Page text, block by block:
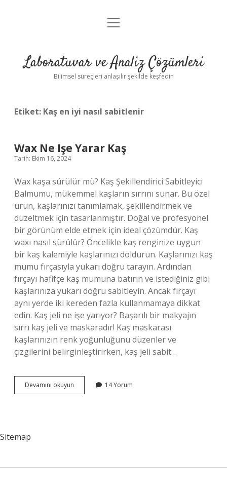
Anasayfa
Yasal Uyarı
menüyü
Laboratuvar ve Analiz Çözümleri
Bilimsel süreçleri anlaşılır şekilde keşfedin
Etiket: Kaş en iyi nasıl sabitlenir
Wax Ne Işe Yarar Kaş
Tarih: Ekim 16, 2024
Wax kaşa sürülür mü? Kaş Şekillendirici Sabitleyici
Balmumu, mükemmel kaşların sırrını sunar. Bu özel
ürün, kaşlarınızı tanımlamak, şekillendirmek ve
düzeltmek için tasarlanmıştır. Doğal ve profesyonel
bir görünüm elde etmek için ideal çözümdür. Kaş
waxı nasıl sürülür? Öncelikle kaş renginize uygun
bir kaş kalemiyle kaşlarınızı doldurun. Kaşlarınızı kaş
mumu fırçasıyla yukarı doğru tarayın. Ardından
fırçayı hafifçe kaş mumuna batırın ve istediğiniz gibi
kaşlarınıza yukarı doğru sabitleyin. Ancak fırçayı
aynı yerde iki kereden fazla kullanmamaya dikkat
edin. Kaş jeli ne işe yarıyor? Başarılı bir makyajın
sırrı kaş jeli ve maskaradır! Kaş maskarası
kaşlarınızın renk yoğunluğunu düzenler ve
çizgilerini belirginleştirirken, kaş jeli sabit…
Devamını okuyun
Ne
14 Yorum
Sitemap